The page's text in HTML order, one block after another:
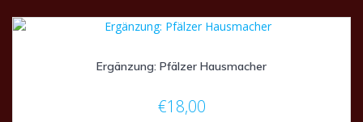
Die
können
Ergänzung: Pfälzer Hausmacher
€18,00